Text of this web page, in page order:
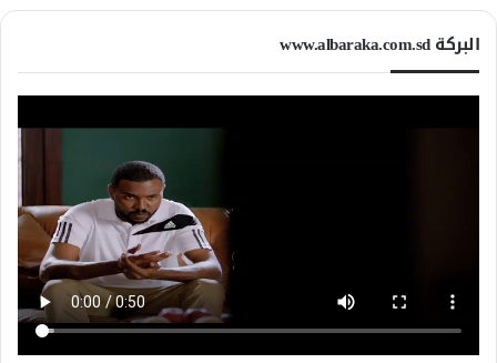
البركة www.albaraka.com.sd